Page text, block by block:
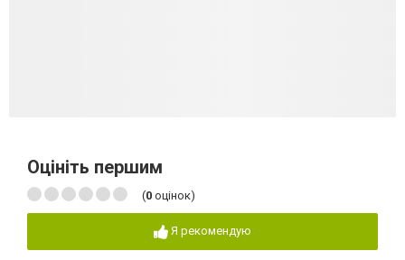
Оцініть першим
(0 оцінок)
Я рекомендую